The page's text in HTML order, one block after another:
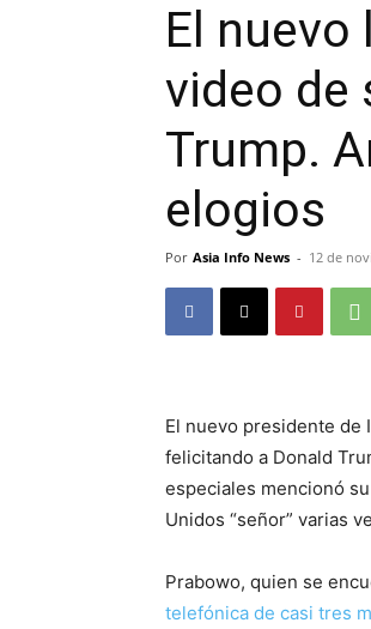
El
video de
Trump.
elogios
Por Asia Info News - 12 de
El nuevo presidente de
felicitando a Donald
especiales mencionó
Unidos “señor” varias
Prabowo, quien se
telefónica de casi tres